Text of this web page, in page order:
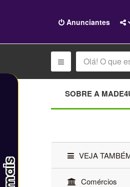
Anunciantes
SOBRE A
VEJA
Comércios